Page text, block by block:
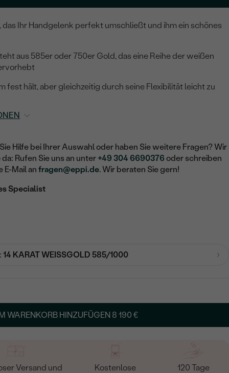
das Ihr Handgelenk perfekt umschließt und ihm ein schönes
aus 585er oder 750er Gold, das eine Reihe der weißen
fest hält, aber gleichzeitig durch seine Flexibilität leicht zu
Hilfe bei Ihrer Auswahl oder haben Sie weitere Fragen? Wir
Rufen Sie uns an unter +49 304 6690376 oder schreiben
E-Mail anfragen@eppi.de. Wir beraten Sie gern!
Specialist
14 KARAT WEISSGOLD 585/1000
WARENKORB HINZUFÜGEN 8 190 €
Versand und
Kostenlose
120 Tage